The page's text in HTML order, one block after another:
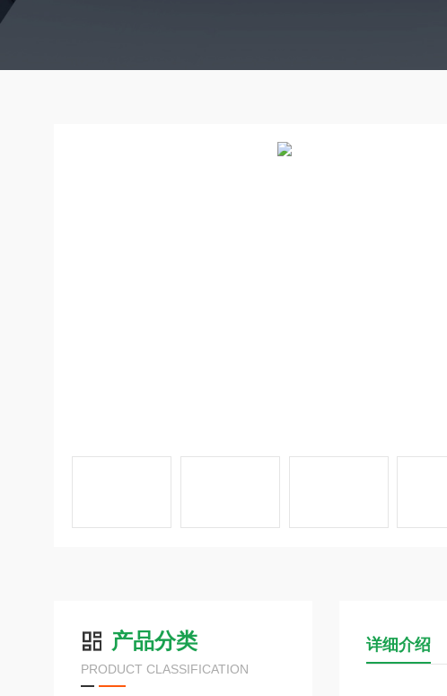
产品分类
PRODUCT CLASSIFICATION
详细介绍